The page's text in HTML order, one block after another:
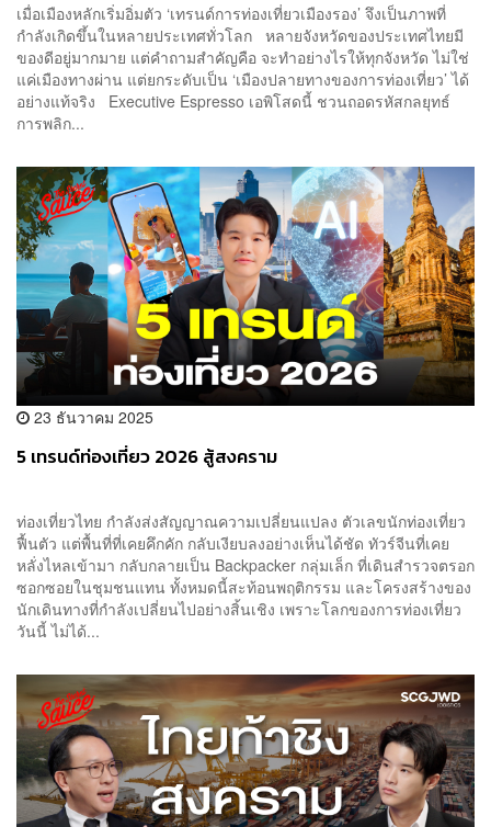
เมื่อเมืองหลักเริ่มอิ่มตัว ‘เทรนด์การท่องเที่ยวเมืองรอง’ จึงเป็นภาพที่
กำลังเกิดขึ้นในหลายประเทศทั่วโลก หลายจังหวัดของประเทศไทยมี
ของดีอยู่มากมาย แต่คำถามสำคัญคือ จะทำอย่างไรให้ทุกจังหวัด ไม่ใช่
แค่เมืองทางผ่าน แต่ยกระดับเป็น ‘เมืองปลายทางของการท่องเที่ยว’ ได้
อย่างแท้จริง Executive Espresso เอพิโสดนี้ ชวนถอดรหัสกลยุทธ์
การพลิก...
23 ธันวาคม 2025
5 เทรนด์ท่องเที่ยว 2026 สู้สงคราม
ท่องเที่ยวไทย กำลังส่งสัญญาณความเปลี่ยนแปลง ตัวเลขนักท่องเที่ยว
ฟื้นตัว แต่พื้นที่ที่เคยคึกคัก กลับเงียบลงอย่างเห็นได้ชัด ทัวร์จีนที่เคย
หลั่งไหลเข้ามา กลับกลายเป็น Backpacker กลุ่มเล็ก ที่เดินสำรวจตรอก
ซอกซอยในชุมชนแทน ทั้งหมดนี้สะท้อนพฤติกรรม และโครงสร้างของ
นักเดินทางที่กำลังเปลี่ยนไปอย่างสิ้นเชิง เพราะโลกของการท่องเที่ยว
วันนี้ ไม่ได้...